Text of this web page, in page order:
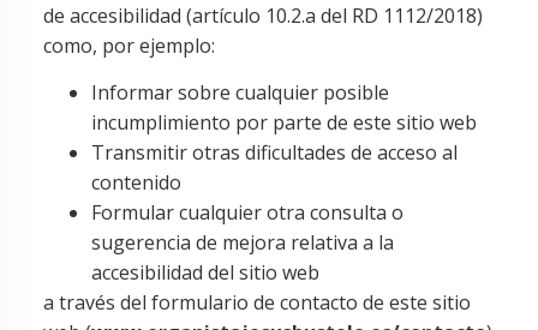
de accesibilidad (artículo 10.2.a del RD 1112/2018)
como, por ejemplo:
Informar sobre cualquier posible
incumplimiento por parte de este sitio web
Transmitir otras dificultades de acceso al
contenido
Formular cualquier otra consulta o
sugerencia de mejora relativa a la
accesibilidad del sitio web
a través del formulario de contacto de este sitio